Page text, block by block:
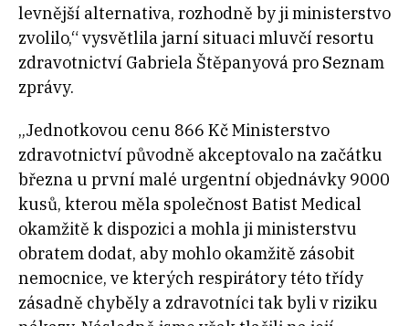
levnější alternativa, rozhodně by ji ministerstvo
zvolilo,“ vysvětlila jarní situaci mluvčí resortu
zdravotnictví Gabriela Štěpanyová pro Seznam
zprávy.
„Jednotkovou cenu 866 Kč Ministerstvo
zdravotnictví původně akceptovalo na začátku
března u první malé urgentní objednávky 9000
kusů, kterou měla společnost Batist Medical
okamžitě k dispozici a mohla ji ministerstvu
obratem dodat, aby mohlo okamžitě zásobit
nemocnice, ve kterých respirátory této třídy
zásadně chyběly a zdravotníci tak byli v riziku